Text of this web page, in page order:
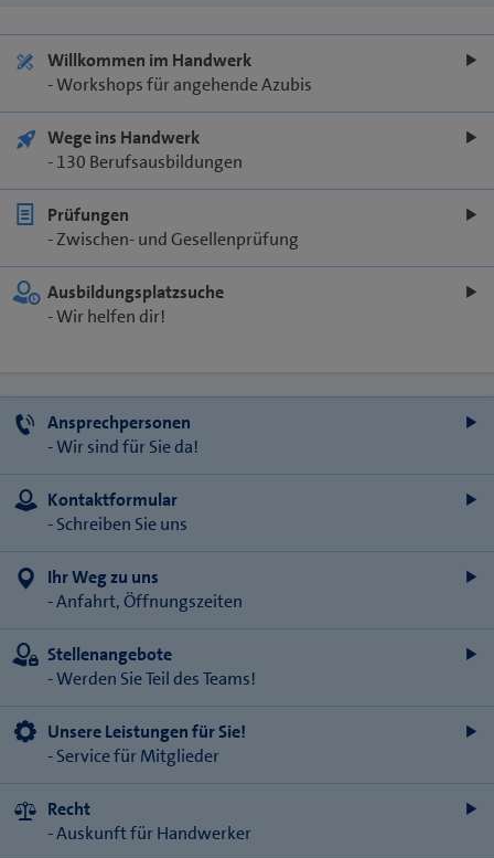
Willkommen im Handwerk
- Workshops für angehende Azubis
Wege ins Handwerk
- 130 Berufsausbildungen
Prüfungen
- Zwischen- und Gesellenprüfung
Ausbildungsplatzsuche
- Wir helfen dir!
Ansprechpersonen
- Wir sind für Sie da!
Kontaktformular
- Schreiben Sie uns
Ihr Weg zu uns
- Anfahrt, Öffnungszeiten
Stellenangebote
- Werden Sie Teil des Teams!
Unsere Leistungen für Sie!
- Service für Mitglieder
Recht
- Auskunft für Handwerker